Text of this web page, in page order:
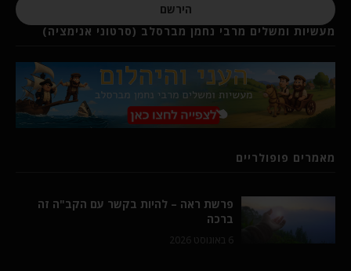
הירשם
מעשיות ומשלים מרבי נחמן מברסלב (סרטוני אנימציה)
מאמרים פופולריים
פרשת ראה – להיות בקשר עם הקב"ה זה
ברכה
6 באוגוסט 2026